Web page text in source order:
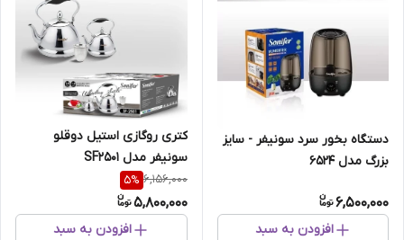
دستگاه بخور سرد سونیفر - سایز
بزرگ‌ مدل 6524
6,500,000
افزودن به سبد
کتری روگازی استیل دوقلو
سونیفر مدل SF2501
6,156,000
5%
5,800,000
افزودن به سبد